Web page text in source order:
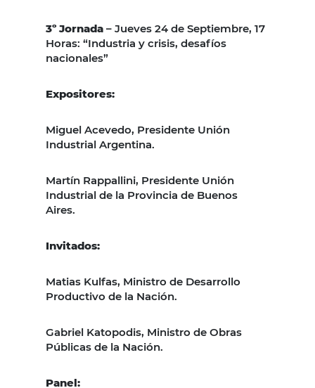
3º Jornada – Jueves 24 de Septiembre, 17
Horas: “Industria y crisis, desafíos
nacionales”
Expositores:
Miguel Acevedo, Presidente Unión
Industrial Argentina.
Martín Rappallini, Presidente Unión
Industrial de la Provincia de Buenos
Aires.
Invitados:
Matias Kulfas, Ministro de Desarrollo
Productivo de la Nación.
Gabriel Katopodis, Ministro de Obras
Públicas de la Nación.
Panel: